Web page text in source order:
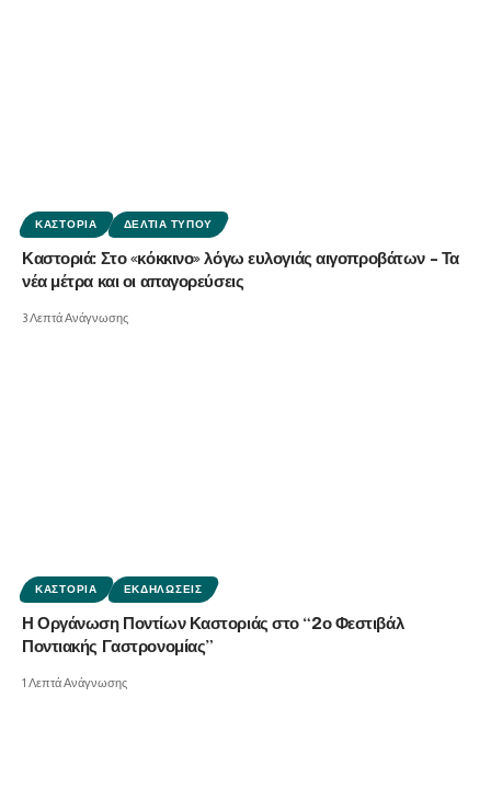
ΚΑΣΤΟΡΙΆ ΔΕΛΤΊΑ ΤΎΠΟΥ
Καστοριά: Στο «κόκκινο» λόγω ευλογιάς αιγοπροβάτων – Τα
νέα μέτρα και οι απαγορεύσεις
3 Λεπτά Ανάγνωσης
ΚΑΣΤΟΡΙΆ ΕΚΔΗΛΏΣΕΙΣ
Η Οργάνωση Ποντίων Καστοριάς στο “2ο Φεστιβάλ
Ποντιακής Γαστρονομίας”
1 Λεπτά Ανάγνωσης